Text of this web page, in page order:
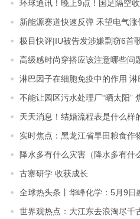
新能源赛道快速反弹 禾望电气涨
极目快评|IU被告发涉嫌剽窃6首
高级感时尚穿搭应该注意哪些问
淋巴因子在细胞免疫中的作用
不能让园区污水处理厂“晒太阳”
实时焦点：黑龙江省旱田粮食作
降水多有什么灾害（降水多有什
古寨研学 收获成长